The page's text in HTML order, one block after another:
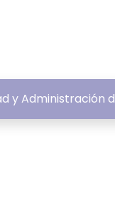
y Administración